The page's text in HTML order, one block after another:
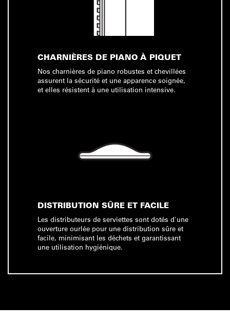
CHARNIÈRES DE PIANO À PIQUET
Nos charnières de piano robustes et chevillées
assurent la sécurité et une apparence soignée,
et elles résistent à une utilisation intensive.
DISTRIBUTION SÛRE ET FACILE
Les distributeurs de serviettes sont dotés d'une
ouverture ourlée pour une distribution sûre et
facile, minimisant les déchets et garantissant
une utilisation hygiénique.